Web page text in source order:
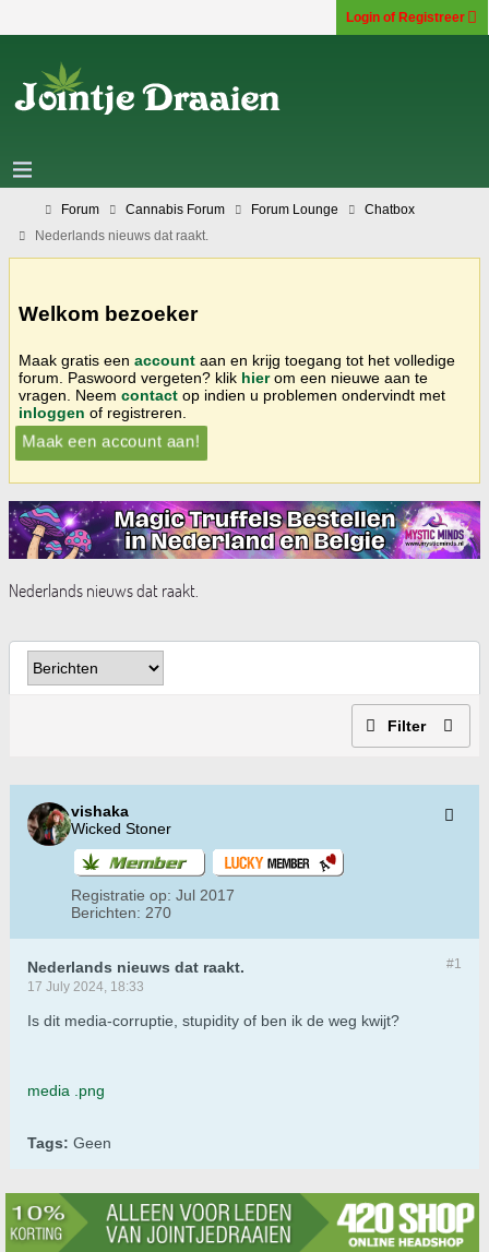
Login of Registreer
Forum Cannabis Forum Forum Lounge
Chatbox
Nederlands nieuws dat raakt.
Welkom bezoeker
Maak gratis een account aan en krijg toegang tot het volledige
forum. Paswoord vergeten? klik hierom een nieuwe aan te
vragen. Neem contact op indien u problemen ondervindt met
inloggen of registreren.
Maak een account aan!
Nederlands nieuws dat raakt.
Filter
vishaka
Wicked Stoner
Registratie op: Jul 2017
Berichten: 270
#1
Nederlands nieuws dat raakt.
17 July 2024, 18:33
Is dit media-corruptie, stupidity of ben ik de weg kwijt?
media .png
Tags: Geen